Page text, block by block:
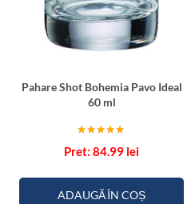
Pahare Shot Bohemia Pavo Ideal
60 ml
5.00
84.99 lei
ADAUGĂ ÎN COȘ